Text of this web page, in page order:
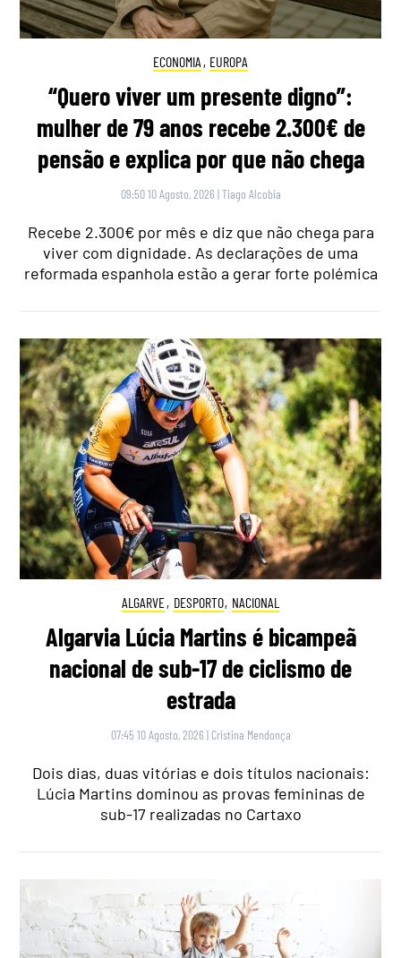
ECONOMIA , EUROPA
“Quero viver um presente digno”:
mulher de 79 anos recebe 2.300€ de
pensão e explica por que não chega
09:50 10 Agosto, 2026 |Tiago Alcobia
Recebe 2.300€ por mês e diz que não chega para
viver com dignidade. As declarações de uma
reformada espanhola estão a gerar forte polémica
ALGARVE, DESPORTO, NACIONAL
Algarvia Lúcia Martins é bicampeã
nacional de sub-17 de ciclismo de
estrada
07:45 10 Agosto, 2026 | Cristina Mendonça
Dois dias, duas vitórias e dois títulos nacionais:
Lúcia Martins dominou as provas femininas de
sub-17 realizadas no Cartaxo